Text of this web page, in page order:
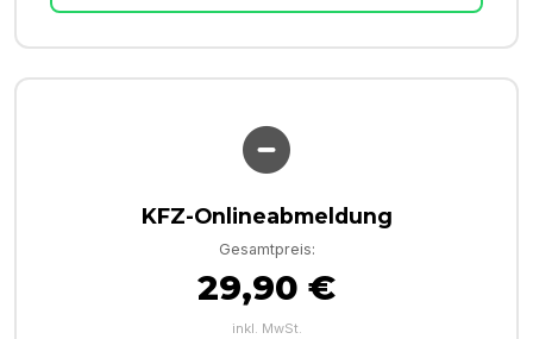
KFZ-Onlineabmeldung
Gesamtpreis:
29,90 €
inkl. MwSt.